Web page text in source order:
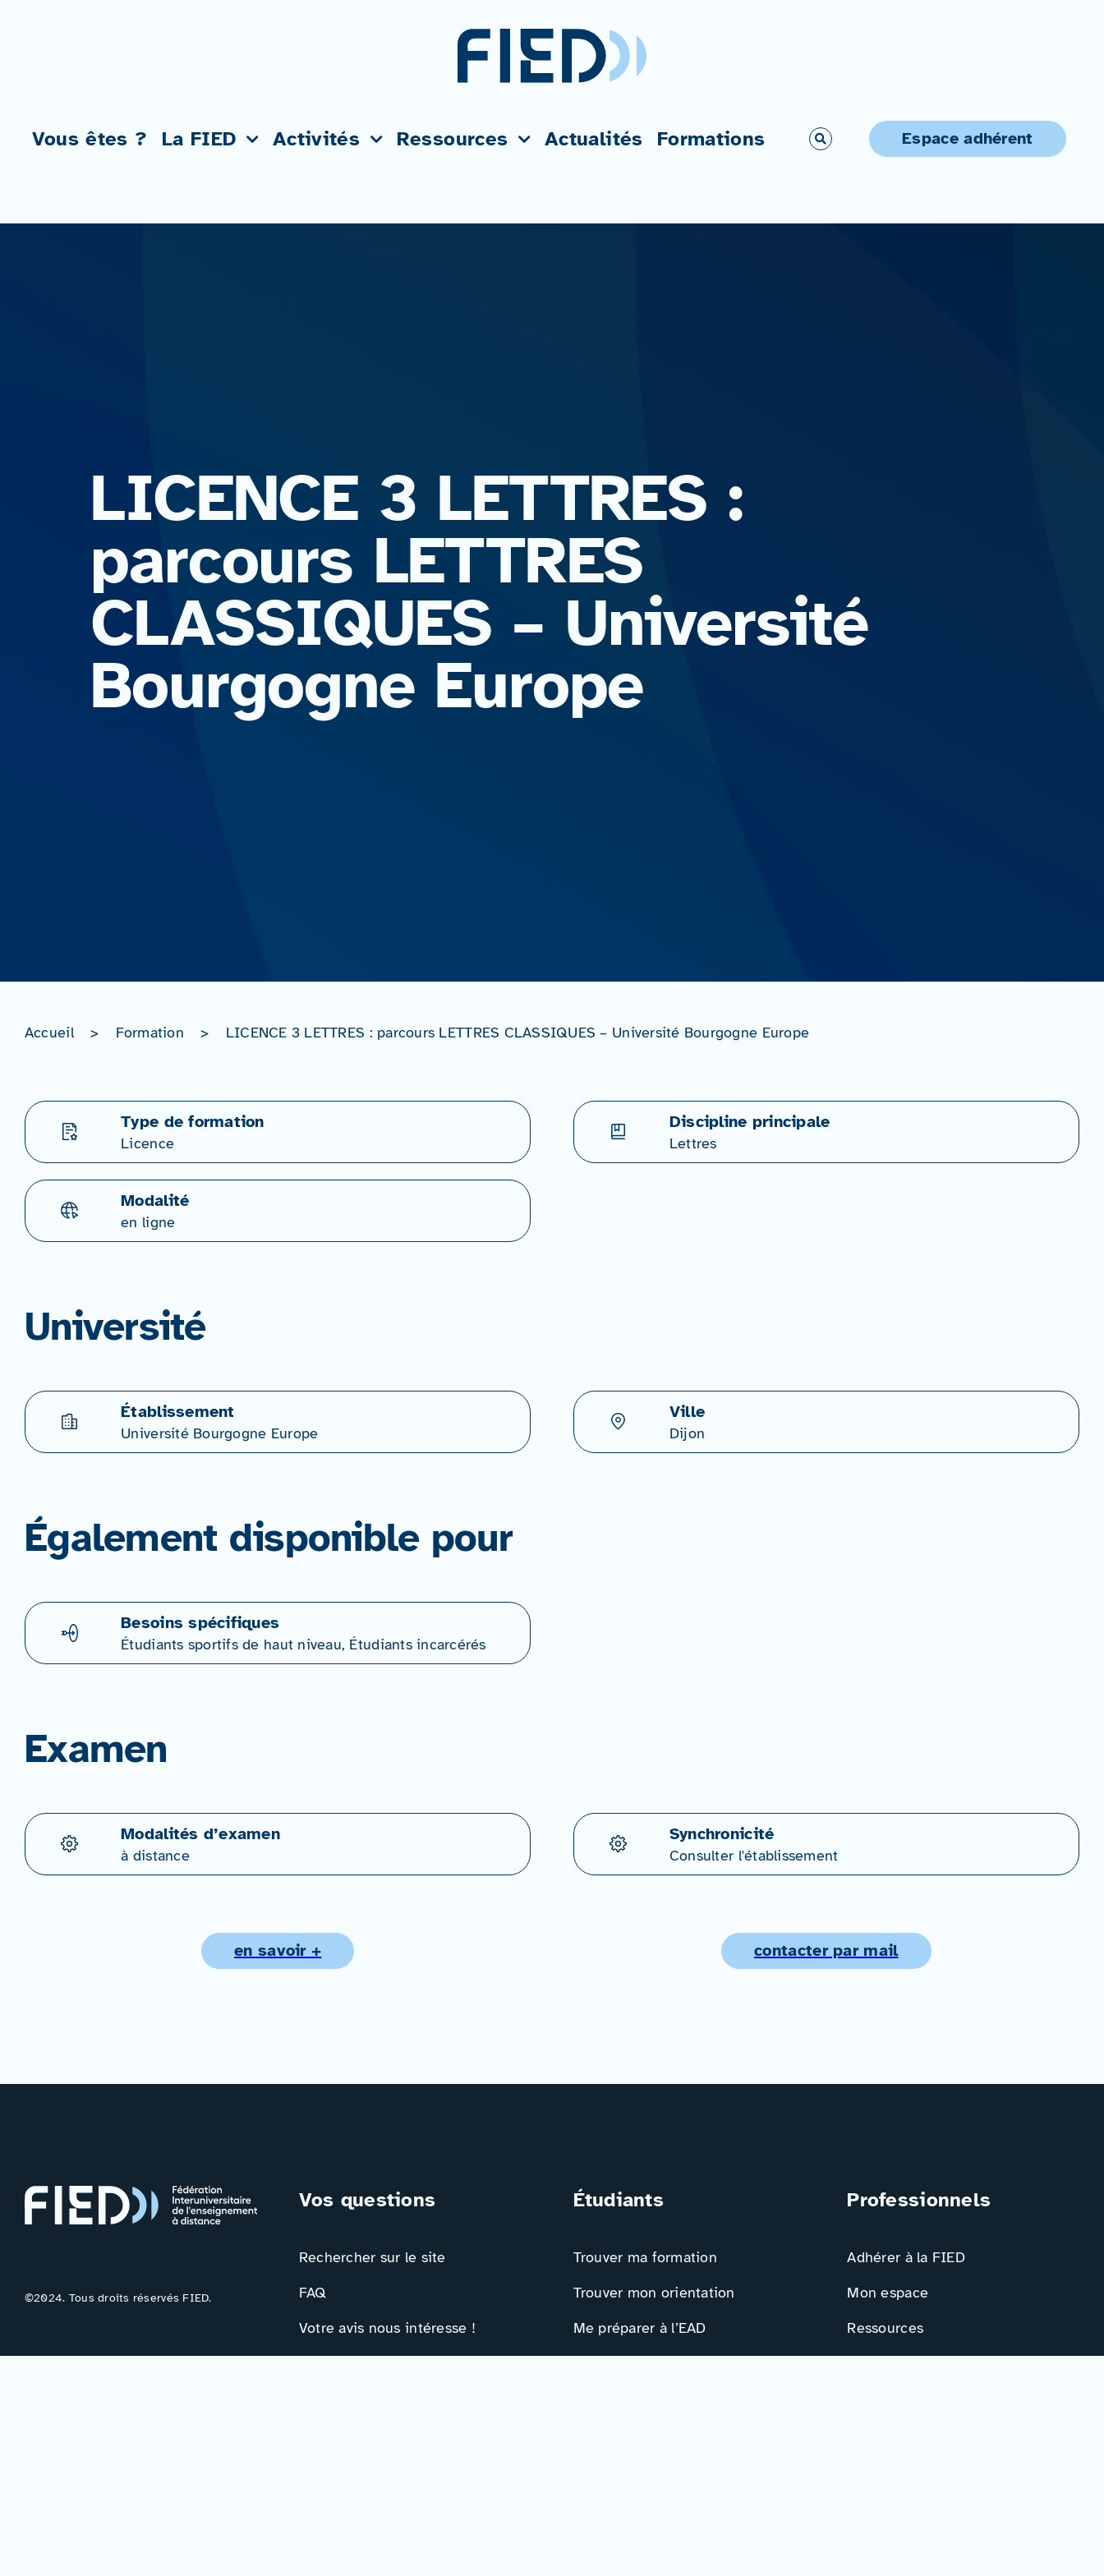
Vous êtes ? La FIED Activités Ressources Actualités Formations Espace adhérent
LICENCE 3 LETTRES :
parcours LETTRES
CLASSIQUES – Université
Bourgogne Europe
Accueil > Formation > LICENCE 3 LETTRES : parcours LETTRES CLASSIQUES – Université Bourgogne Europe
Type de formation
Licence
Discipline principale
Lettres
Modalité
en ligne
Université
Établissement
Université Bourgogne Europe
Ville
Dijon
Également disponible pour
Besoins spécifiques
Étudiants sportifs de haut niveau, Étudiants incarcérés
Examen
Modalités d’examen
à distance
Synchronicité
Consulter l'établissement
en savoir + contacter par mail
©2024. Tous droits réservés FIED.
Vos questions
Rechercher sur le site
FAQ
Votre avis nous intéresse !
Étudiants
Trouver ma formation
Trouver mon orientation
Me préparer à l’EAD
Professionnels
Adhérer à la FIED
Mon espace
Ressources